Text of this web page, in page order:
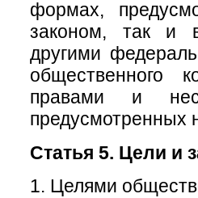
формах,
законом, так и
другими
общественного
правами и
предусмотренных
Статья 5. Цели и
1. Целями